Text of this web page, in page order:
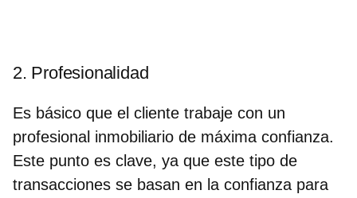
2. Profesionalidad
Es básico que el cliente trabaje con un
profesional inmobiliario de máxima confianza.
Este punto es clave, ya que este tipo de
transacciones se basan en la confianza para